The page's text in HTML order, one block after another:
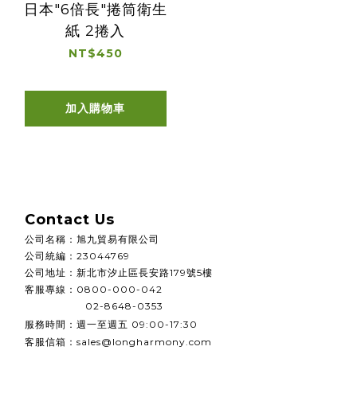
日本"6倍長"捲筒衛生
紙 2捲入
NT$450
加入購物車
Contact Us
公司名稱 ： 旭九貿易有限公司
公司統編 ： 23044769
公司地址： 新北市汐止區長安路179號5樓
客服專線：0800-000-042
02-8648-0353
服務時間： 週一至週五 09:00-17:30
客服信箱：sales@longharmony.com